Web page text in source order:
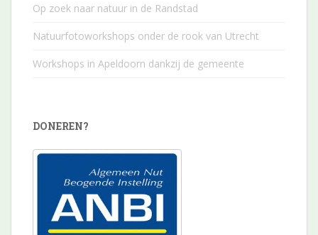
Op zoek naar natuur in de Randstad
Natuurfotoworkshops onder de rook van Utrecht
Workshops in Apeldoorn dankzij de gemeente
DONEREN?